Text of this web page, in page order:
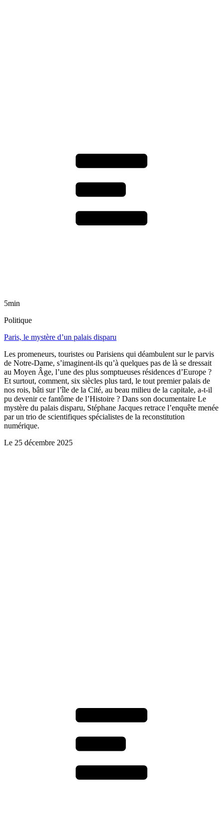
5min
Politique
Paris, le mystère d’un palais disparu
Les promeneurs, touristes ou Parisiens qui déambulent sur le parvis
de Notre-Dame, s’imaginent-ils qu’à quelques pas de là se dressait
au Moyen Âge, l’une des plus somptueuses résidences d’Europe ?
Et surtout, comment, six siècles plus tard, le tout premier palais de
nos rois, bâti sur l’île de la Cité, au beau milieu de la capitale, a-t-il
pu devenir ce fantôme de l’Histoire ? Dans son documentaire Le
mystère du palais disparu, Stéphane Jacques retrace l’enquête menée
par un trio de scientifiques spécialistes de la reconstitution
numérique.
Le 25 décembre 2025